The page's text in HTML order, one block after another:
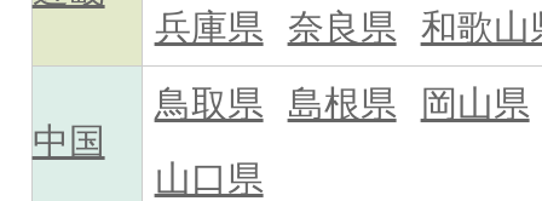
兵庫県
奈良県 和歌山
中国
鳥取県 島根県
岡山県
山口県